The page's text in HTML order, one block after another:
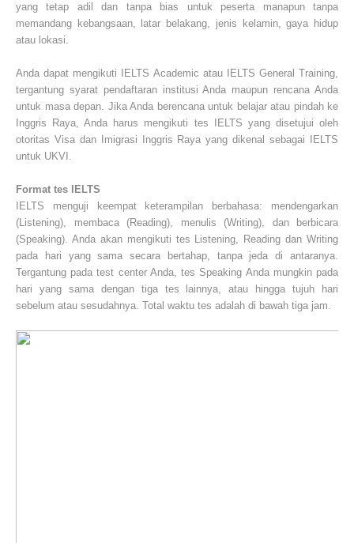
yang tetap adil dan tanpa bias untuk peserta manapun tanpa
memandang kebangsaan, latar belakang, jenis kelamin, gaya hidup
atau lokasi.
Anda dapat mengikuti IELTS Academic atau IELTS General Training,
tergantung syarat pendaftaran institusi Anda maupun rencana Anda
untuk masa depan. Jika Anda berencana untuk belajar atau pindah ke
Inggris Raya, Anda harus mengikuti tes IELTS yang disetujui oleh
otoritas Visa dan Imigrasi Inggris Raya yang dikenal sebagai IELTS
untuk UKVI.
Format tes IELTS
IELTS menguji keempat keterampilan berbahasa: mendengarkan
(Listening), membaca (Reading), menulis (Writing), dan berbicara
(Speaking). Anda akan mengikuti tes Listening, Reading dan Writing
pada hari yang sama secara bertahap, tanpa jeda di antaranya.
Tergantung pada test center Anda, tes Speaking Anda mungkin pada
hari yang sama dengan tiga tes lainnya, atau hingga tujuh hari
sebelum atau sesudahnya. Total waktu tes adalah di bawah tiga jam.